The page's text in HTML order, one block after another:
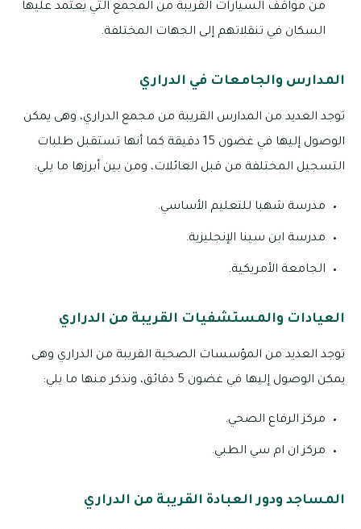
من مواقف السيارات القريبة من المجمع التي يعتمد عليها
السكان في تنقلاتهم إلى الجهات المختلفة.
المدارس والجامعات في الدراري
توجد العديد من المدارس القريبة من مجمع الدراري، وهى يمكن
الوصول إليها في غضون 15 دقيقة كما أنها تستقبل طلبات
التسجيل المختلفة من قبل العائلات، ومن بين أبرزها ما يلي:
مدرسة شهبا للتعليم الأساسي.
مدرسة ابن سينا الإنجليزية.
الجامعة الأمريكية.
العيادات والمستشفيات القريبة من الدراري
توجد العديد من المؤسسات الصحية القريبة من الدراري وهى
يمكن الوصول إليها في غضون 5 دقائق، ونذكر منها ما يلي:
مركز الرفاع الصحي.
مركز ان ام سي الطبي.
المساجد ودور العبادة القريبة من الدراري